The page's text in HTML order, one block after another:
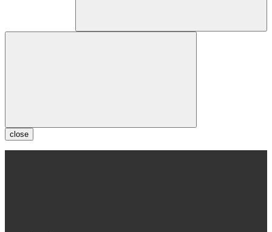
close